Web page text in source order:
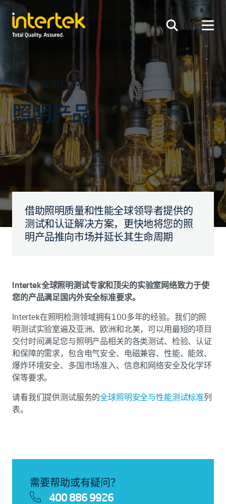
Back to 返回行业
照明产品
借助照明质量和性能全球领导者提供的
测试和认证解决方案，更快地将您的照
明产品推向市场并延长其生命周期
Intertek全球照明测试专家和顶尖的实验室网络致力于使
您的产品满足国内外安全标准要求。
Intertek在照明检测领域拥有100多年的经验。我们的照
明测试实验室遍及亚洲、欧洲和北美，可以用最短的项目
交付时间满足您与照明产品相关的各类测试、检验、认证
和保障的需求，包含电气安全、电磁兼容、性能、能效、
爆炸环境安全、多国市场准入、信息和网络安全及化学环
保等要求。
请看我们提供测试服务的全球照明安全与性能测试标准列
表。
需要帮助或有疑问？
400 886 9926